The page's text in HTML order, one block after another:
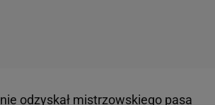
nie odzyskał mistrzowskiego pasa